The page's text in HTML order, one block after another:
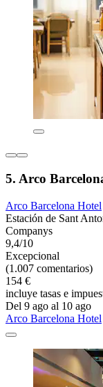
5. Arco
Arco Barcelona Hotel
Estación de Sant
Companys
9,4/10
Excepcional
(1.007 comentarios)
154 €
incluye tasas e
Del 9 ago al 10 ago
Arco Barcelona Hotel